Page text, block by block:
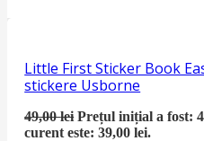
Little First Sticker Book
stickere Usborne
49,00lei Prețul inițial a fost:
curent este: 39,00 lei.